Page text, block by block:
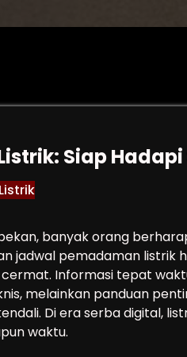
Siap Hadapi
banyak orang
jadwal pemadaman listrik
Informasi tepat
melainkan panduan
Di era serba digital,
waktu.